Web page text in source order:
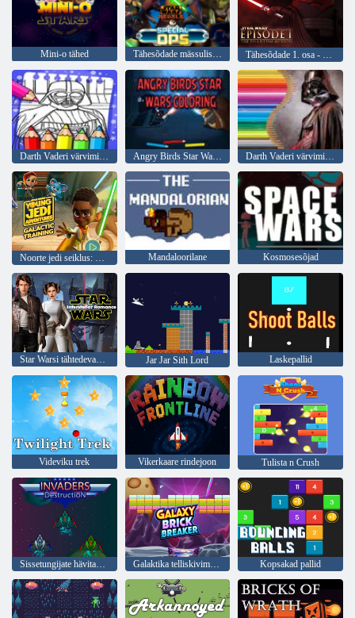
Mini-o tähed Tähesõdade mässulised erilised opsid Tähesõdade 1. osa - fantoom Minion
Angry Birds Star Warsi värvimine
Noorte jedi seiklus: galaktiline koolitus Mandaloorilane Kosmosesõjad
Star Warsi tähtedevaheline romantika Jar Jar Sith Lord Laskepallid
Videviku trek Vikerkaare rindejoon Tulista n Crush
Galaktika telliskivimurdja Kopsakad pallid